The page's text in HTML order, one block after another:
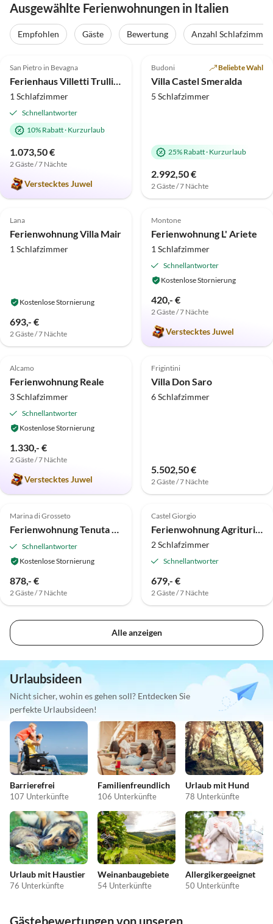
Ausgewählte Ferienwohnungen in Italien
Empfohlen Gäste Bewertung Anzahl Schlafzimmer
Top-Inserat
San Pietro in Bevagna
Ferienhaus Villetti Trullissimo Marchese
1 Schlafzimmer
Schnellantworter
10% Rabatt· Kurzurlaub
1.073,50 €
2 Gäste / 7 Nächte
Verstecktes Juwel
Strandurlaub
Top-Inserat
Budoni Beliebte Wahl
Villa Castel Smeralda
5 Schlafzimmer
25% Rabatt· Kurzurlaub
2.992,50 €
2 Gäste / 7 Nächte
Top-Inserat
4.9 (7)
Lana
Ferienwohnung Villa Mair
1 Schlafzimmer
Kostenlose Stornierung
693,- €
2 Gäste / 7 Nächte
Top-Inserat
5.0 (4)
Montone
Ferienwohnung L' Ariete
1 Schlafzimmer
Schnellantworter
Kostenlose Stornierung
420,- €
2 Gäste / 7 Nächte
Verstecktes Juwel
Top-Inserat
5.0 (1)
Alcamo
Ferienwohnung Reale
3 Schlafzimmer
Schnellantworter
Kostenlose Stornierung
1.330,- €
2 Gäste / 7 Nächte
Verstecktes Juwel
Top-Inserat
Frigintini
Villa Don Saro
6 Schlafzimmer
5.502,50 €
2 Gäste / 7 Nächte
Top-Inserat
Marina di Grosseto
Ferienwohnung Tenuta dei Principi
Schnellantworter
Kostenlose Stornierung
878,- €
2 Gäste / 7 Nächte
Top-Inserat
Castel Giorgio
Ferienwohnung Agriturismo "Poggio del miglio"
2 Schlafzimmer
Schnellantworter
679,- €
2 Gäste / 7 Nächte
Alle anzeigen
Urlaubsideen
Nicht sicher, wohin es gehen soll? Entdecken Sie
perfekte Urlaubsideen!
Barrierefrei
107 Unterkünfte
Familienfreundlich
106 Unterkünfte
Urlaub mit Hund
78 Unterkünfte
Urlaub mit Haustier
76 Unterkünfte
Weinanbaugebiete
54 Unterkünfte
Allergikergeeignet
50 Unterkünfte
Gästebewertungen von unseren